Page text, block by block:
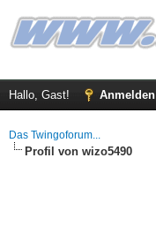
Hallo, Gast! Anmelden
Das Twingoforum...
Profil von wizo5490